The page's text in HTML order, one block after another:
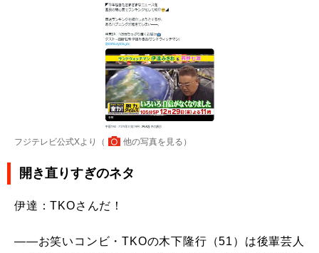
フジテレビ公式Xより（ 他の写真を見る ）
開き直りすぎのネタ
伊達：TKOさんだ！
――お笑いコンビ・TKOの木下隆行（51）は後輩芸人